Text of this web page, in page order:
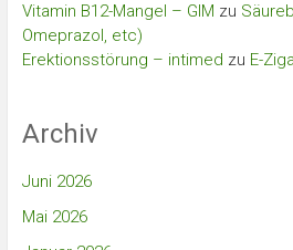
Vitamin B12-Mangel – GIM zu
Omeprazol, etc)
Erektionsstörung – intimed zu E-
Archiv
Juni 2026
Mai 2026